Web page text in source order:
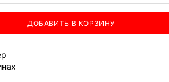
ДОБАВИТЬ В КОРЗИНУ